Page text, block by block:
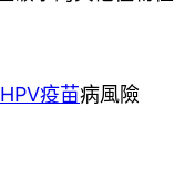
疫苗病風險